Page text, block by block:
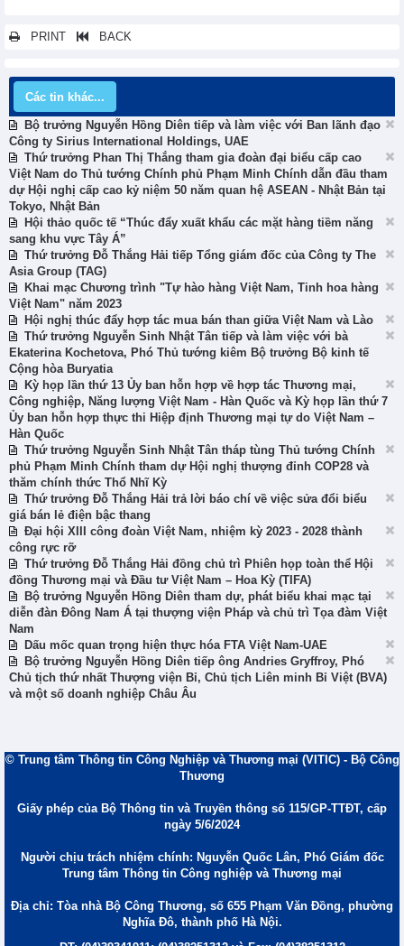
PRINT BACK
Các tin khác...
Bộ trưởng Nguyễn Hồng Diên tiếp và làm việc với Ban lãnh đạo
Công ty Sirius International Holdings, UAE
Thứ trưởng Phan Thị Thắng tham gia đoàn đại biểu cấp cao
Việt Nam do Thủ tướng Chính phủ Phạm Minh Chính dẫn đầu tham
dự Hội nghị cấp cao kỷ niệm 50 năm quan hệ ASEAN - Nhật Bản tại
Tokyo, Nhật Bản
Hội thảo quốc tế “Thúc đẩy xuất khẩu các mặt hàng tiềm năng
sang khu vực Tây Á”
Thứ trưởng Đỗ Thắng Hải tiếp Tổng giám đốc của Công ty The
Asia Group (TAG)
Khai mạc Chương trình "Tự hào hàng Việt Nam, Tinh hoa hàng
Việt Nam" năm 2023
Hội nghị thúc đẩy hợp tác mua bán than giữa Việt Nam và Lào
Thứ trưởng Nguyễn Sinh Nhật Tân tiếp và làm việc với bà
Ekaterina Kochetova, Phó Thủ tướng kiêm Bộ trưởng Bộ kinh tế
Cộng hòa Buryatia
Kỳ họp lần thứ 13 Ủy ban hỗn hợp về hợp tác Thương mại,
Công nghiệp, Năng lượng Việt Nam - Hàn Quốc và Kỳ họp lần thứ 7
Ủy ban hỗn hợp thực thi Hiệp định Thương mại tự do Việt Nam –
Hàn Quốc
Thứ trưởng Nguyễn Sinh Nhật Tân tháp tùng Thủ tướng Chính
phủ Phạm Minh Chính tham dự Hội nghị thượng đỉnh COP28 và
thăm chính thức Thổ Nhĩ Kỳ
Thứ trưởng Đỗ Thắng Hải trả lời báo chí về việc sửa đổi biểu
giá bán lẻ điện bậc thang
Đại hội XIII công đoàn Việt Nam, nhiệm kỳ 2023 - 2028 thành
công rực rỡ
Thứ trưởng Đỗ Thắng Hải đồng chủ trì Phiên họp toàn thể Hội
đồng Thương mại và Đầu tư Việt Nam – Hoa Kỳ (TIFA)
Bộ trưởng Nguyễn Hồng Diên tham dự, phát biểu khai mạc tại
diễn đàn Đông Nam Á tại thượng viện Pháp và chủ trì Tọa đàm Việt
Nam
Dấu mốc quan trọng hiện thực hóa FTA Việt Nam-UAE
Bộ trưởng Nguyễn Hồng Diên tiếp ông Andries Gryffroy, Phó
Chủ tịch thứ nhất Thượng viện Bỉ, Chủ tịch Liên minh Bỉ Việt (BVA)
và một số doanh nghiệp Châu Âu
© Trung tâm Thông tin Công Nghiệp và Thương mại (VITIC) - Bộ Công
Thương
Giấy phép của Bộ Thông tin và Truyền thông số 115/GP-TTĐT, cấp
ngày 5/6/2024
Người chịu trách nhiệm chính: Nguyễn Quốc Lân, Phó Giám đốc
Trung tâm Thông tin Công nghiệp và Thương mại
Địa chỉ: Tòa nhà Bộ Công Thương, số 655 Phạm Văn Đồng, phường
Nghĩa Đô, thành phố Hà Nội.